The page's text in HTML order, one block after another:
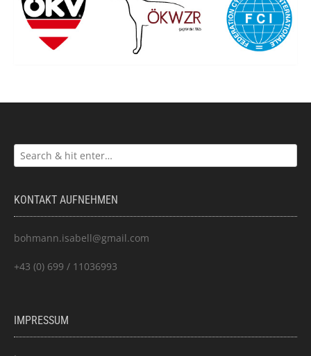
KONTAKT AUFNEHMEN
bohmann.isabell@gmail.com
+43 (0) 699 / 11036993
IMPRESSUM